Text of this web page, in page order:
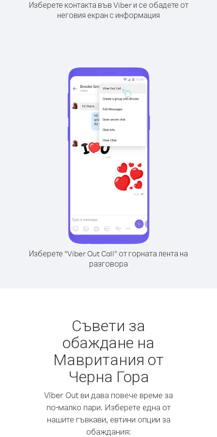
Изберете контакта във Viber и се обадете от
неговия екран с информация
Изберете “Viber Out Call” от горната лента на
разговора
Съвети за
обаждане на
Мавритания от
Черна Гора
Viber Out ви дава повече време за
по-малко пари. Изберете една от
нашите гъвкави, евтини опции за
обаждания: